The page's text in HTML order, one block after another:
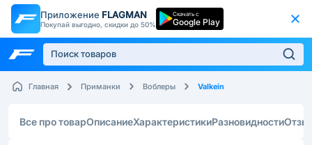
Приложение FLAGMAN
Покупай выгодно, скидки до 50%
Скачать с
Google Play
Главная Приманки Воблеры Valkein
Все про товарОписаниеХарактеристикиРазновидности